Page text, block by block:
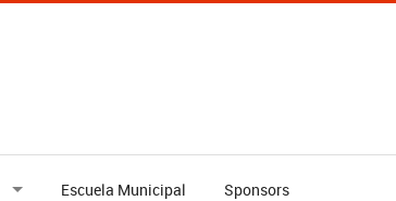
Escuela Municipal Sponsors